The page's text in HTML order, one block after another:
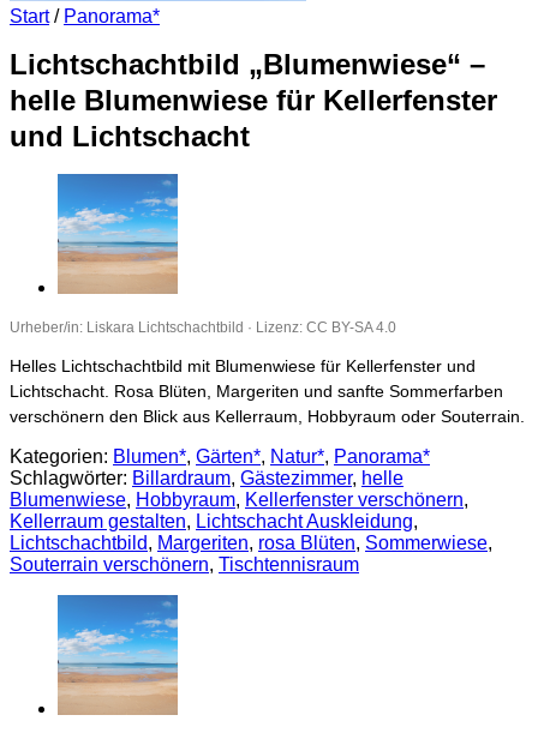
Start / Panorama*
Lichtschachtbild „Blumenwiese“ –
helle Blumenwiese für Kellerfenster
und Lichtschacht
Urheber/in: Liskara Lichtschachtbild · Lizenz: CC BY-SA 4.0
Helles Lichtschachtbild mit Blumenwiese für Kellerfenster und
Lichtschacht. Rosa Blüten, Margeriten und sanfte Sommerfarben
verschönern den Blick aus Kellerraum, Hobbyraum oder Souterrain.
Kategorien: Blumen*, Gärten*, Natur*, Panorama*
Schlagwörter: Billardraum, Gästezimmer, helle
Blumenwiese, Hobbyraum, Kellerfenster verschönern,
Kellerraum gestalten, Lichtschacht Auskleidung,
Lichtschachtbild, Margeriten, rosa Blüten, Sommerwiese,
Souterrain verschönern, Tischtennisraum